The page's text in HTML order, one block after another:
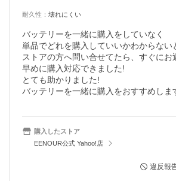
耐久性 ： 壊れにくい
バッテリーを一緒に購入をしていなく
単品でどれを購入していいかわからない
ストアの方へ問い合せてたら、すぐにお
早めに購入対応できました!
とても助かりました!
購入したストア
EENOUR公式 Yahoo!店
違反報